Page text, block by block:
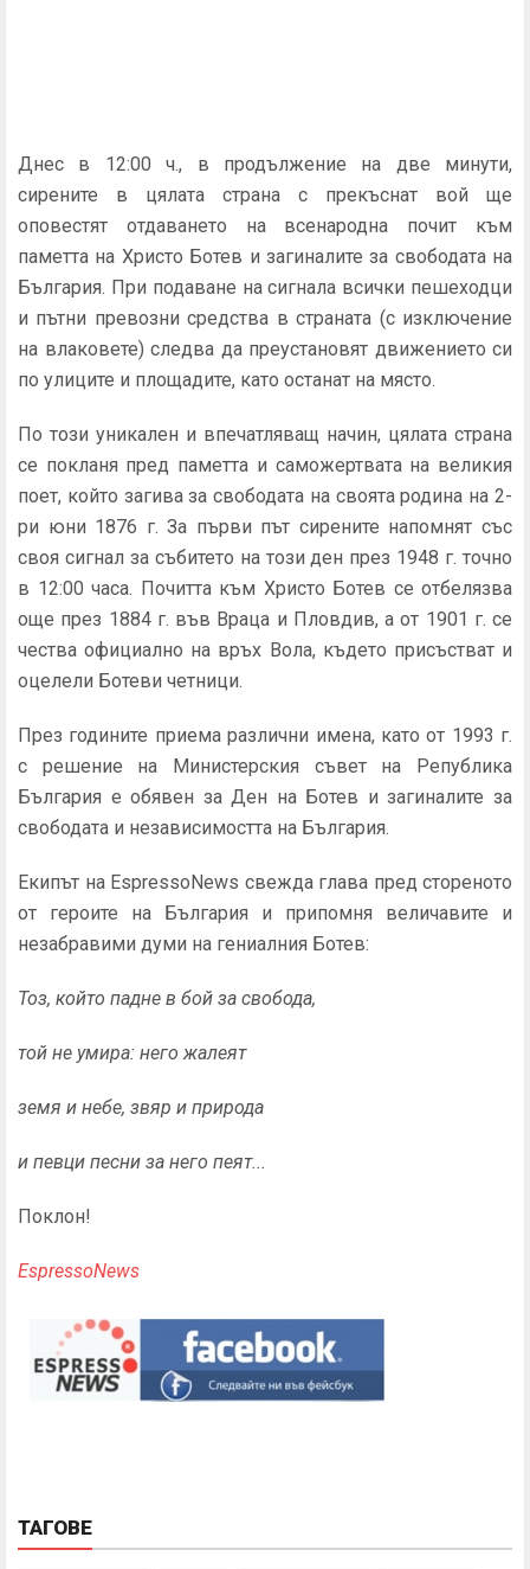
Днес в 12:00 ч., в продължение на две минути,
сирените в цялата страна с прекъснат вой ще
оповестят отдаването на всенародна почит към
паметта на Христо Ботев и загиналите за свободата на
България. При подаване на сигнала всички пешеходци
и пътни превозни средства в страната (с изключение
на влаковете) следва да преустановят движението си
по улиците и площадите, като останат на място.
По този уникален и впечатляващ начин, цялата страна
се покланя пред паметта и саможертвата на великия
поет, който загива за свободата на своята родина на 2-
ри юни 1876 г. За първи път сирените напомнят със
своя сигнал за събитето на този ден през 1948 г. точно
в 12:00 часа. Почитта към Христо Ботев се отбелязва
още през 1884 г. във Враца и Пловдив, а от 1901 г. се
чества официално на връх Вола, където присъстват и
оцелели Ботеви четници.
През годините приема различни имена, като от 1993 г.
с решение на Министерския съвет на Република
България е обявен за Ден на Ботев и загиналите за
свободата и независимостта на България.
Екипът на EspressoNews свежда глава пред стореното
от героите на България и припомня величавите и
незабравими думи на гениалния Ботев:
Тоз, който падне в бой за свобода,
той не умира: него жалеят
земя и небе, звяр и природа
и певци песни за него пеят...
Поклон!
EspressoNews
ТАГОВЕ